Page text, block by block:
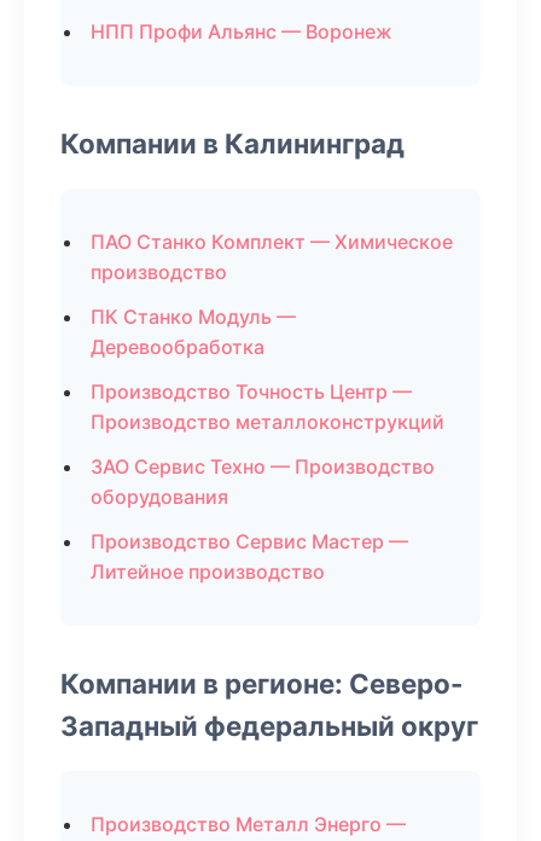
НПП Профи Альянс — Воронеж
Компании в Калининград
ПАО Станко Комплект — Химическое
производство
ПК Станко Модуль —
Деревообработка
Производство Точность Центр —
Производство металлоконструкций
ЗАО Сервис Техно — Производство
оборудования
Производство Сервис Мастер —
Литейное производство
Компании в регионе: Северо-
Западный федеральный округ
Производство Металл Энерго —